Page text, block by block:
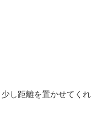
し距離を置かせてくれ